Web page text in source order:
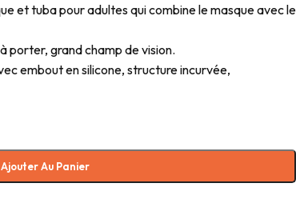
et tuba pour adultes qui combine le masque avec le
porter, grand champ de vision.
embout en silicone, structure incurvée,
Ajouter Au Panier